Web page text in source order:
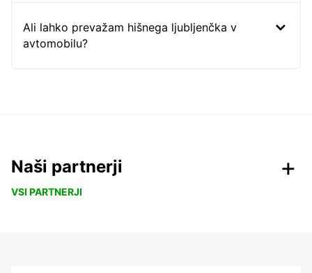
Ali lahko prevažam hišnega ljubljenčka v
avtomobilu?
Naši partnerji
VSI PARTNERJI